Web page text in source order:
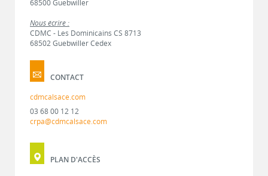
68500 Guebwiller
Nous écrire :
CDMC - Les Dominicains CS 8713
68502 Guebwiller Cedex
CONTACT
cdmcalsace.com
03 68 00 12 12
crpa@cdmcalsace.com
PLAN D'ACCÈS